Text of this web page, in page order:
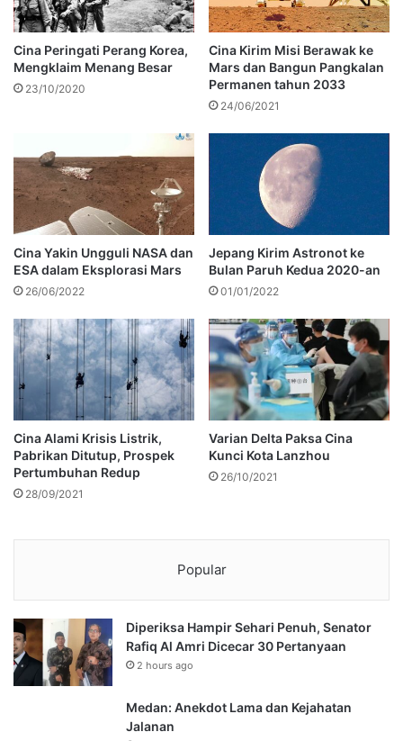
Cina Peringati Perang Korea,
Mengklaim Menang Besar
23/10/2020
Cina Kirim Misi Berawak ke
Mars dan Bangun Pangkalan
Permanen tahun 2033
24/06/2021
Cina Yakin Ungguli NASA dan
ESA dalam Eksplorasi Mars
26/06/2022
Jepang Kirim Astronot ke
Bulan Paruh Kedua 2020-an
01/01/2022
Cina Alami Krisis Listrik,
Pabrikan Ditutup, Prospek
Pertumbuhan Redup
28/09/2021
Varian Delta Paksa Cina
Kunci Kota Lanzhou
26/10/2021
Popular
Diperiksa Hampir Sehari Penuh, Senator
Rafiq Al Amri Dicecar 30 Pertanyaan
2 hours ago
Medan: Anekdot Lama dan Kejahatan
Jalanan